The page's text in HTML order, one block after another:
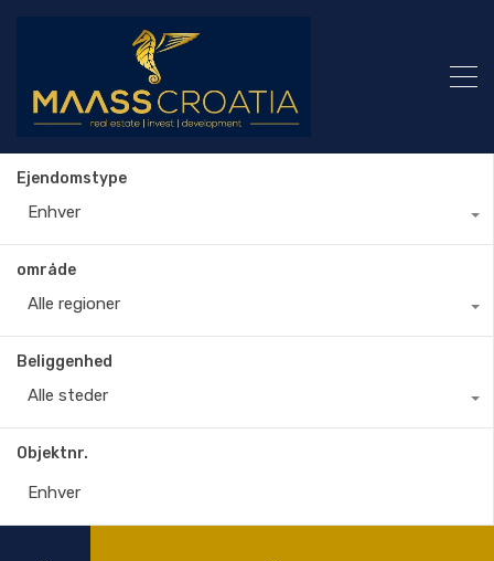
Ejendomstype
Enhver
område
Alle regioner
Beliggenhed
Alle steder
Objektnr.